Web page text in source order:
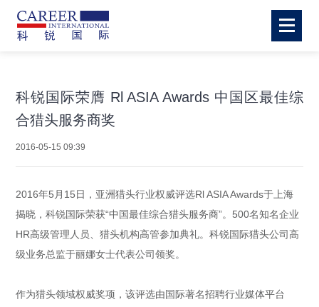
科锐国际荣膺 Rl ASIA Awards 中国区最佳综
合猎头服务商奖
2016-05-15 09:39
2016年5月15日，亚洲猎头行业权威评选Rl ASIA Awards于上海
揭晓，科锐国际荣获“中国最佳综合猎头服务商”。500名知名企业
HR高级管理人员、猎头机构高管参加典礼。科锐国际猎头公司高
级业务总监于丽娜女士代表公司领奖。
作为猎头领域权威奖项，该评选由国际著名招聘行业媒体平台